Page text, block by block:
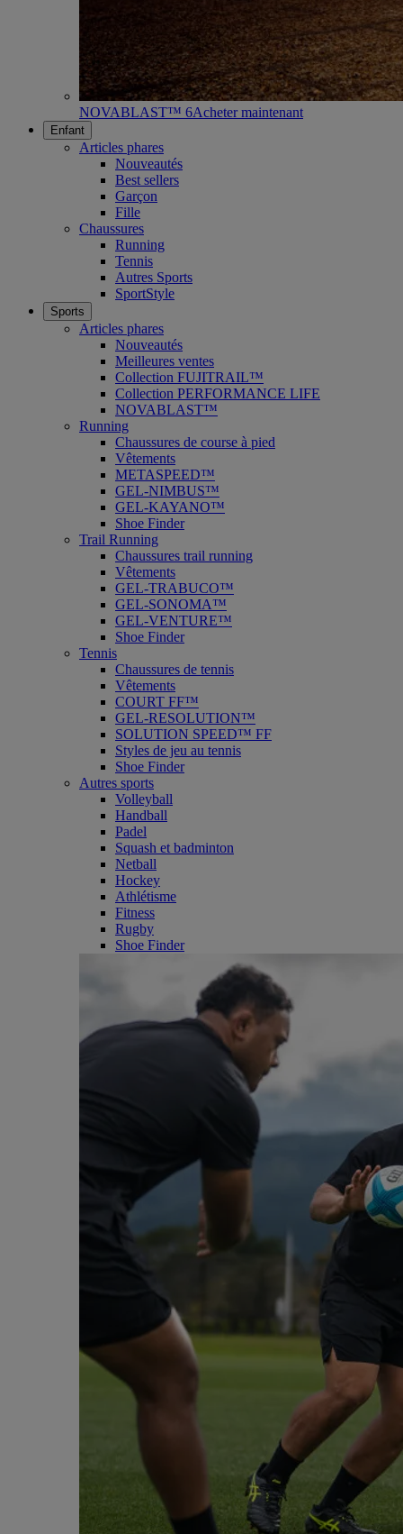
NOVABLAST™ 6Acheter maintenant
Enfant
Articles phares
Nouveautés
Best sellers
Garçon
Fille
Chaussures
Running
Tennis
Autres Sports
SportStyle
Sports
Articles phares
Nouveautés
Meilleures ventes
Collection FUJITRAIL™
Collection PERFORMANCE LIFE
NOVABLAST™
Running
Chaussures de course à pied
Vêtements
METASPEED™
GEL-NIMBUS™
GEL-KAYANO™
Shoe Finder
Trail Running
Chaussures trail running
Vêtements
GEL-TRABUCO™
GEL-SONOMA™
GEL-VENTURE™
Shoe Finder
Tennis
Chaussures de tennis
Vêtements
COURT FF™
GEL-RESOLUTION™
SOLUTION SPEED™ FF
Styles de jeu au tennis
Shoe Finder
Autres sports
Volleyball
Handball
Padel
Squash et badminton
Netball
Hockey
Athlétisme
Fitness
Rugby
Shoe Finder